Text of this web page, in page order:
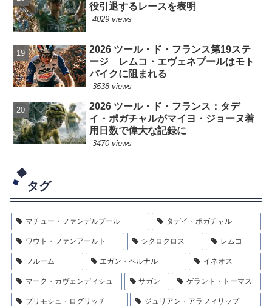
役引退するレースを表明
4029 views
2026 ツール・ド・フランス第19ステ
ージ レムコ・エヴェネプールはモト
バイクに阻まれる
3538 views
2026 ツール・ド・フランス：タデ
イ・ポガチャルがマイヨ・ジョーヌ着
用日数で偉大な記録に
3470 views
タグ
マチュー・ファンデルプール タデイ・ポガチャル
ワウト・ファンアールト シクロクロス レムコ
フルーム エガン・ベルナル イネオス
マーク・カヴェンディシュ サガン ゲラント・トーマス
プリモシュ・ログリッチ ジュリアン・アラフィリップ